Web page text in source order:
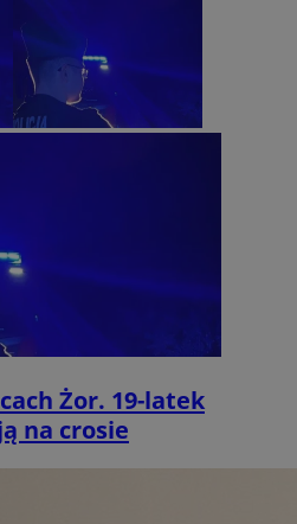
Żor. 19-latek
na crosie